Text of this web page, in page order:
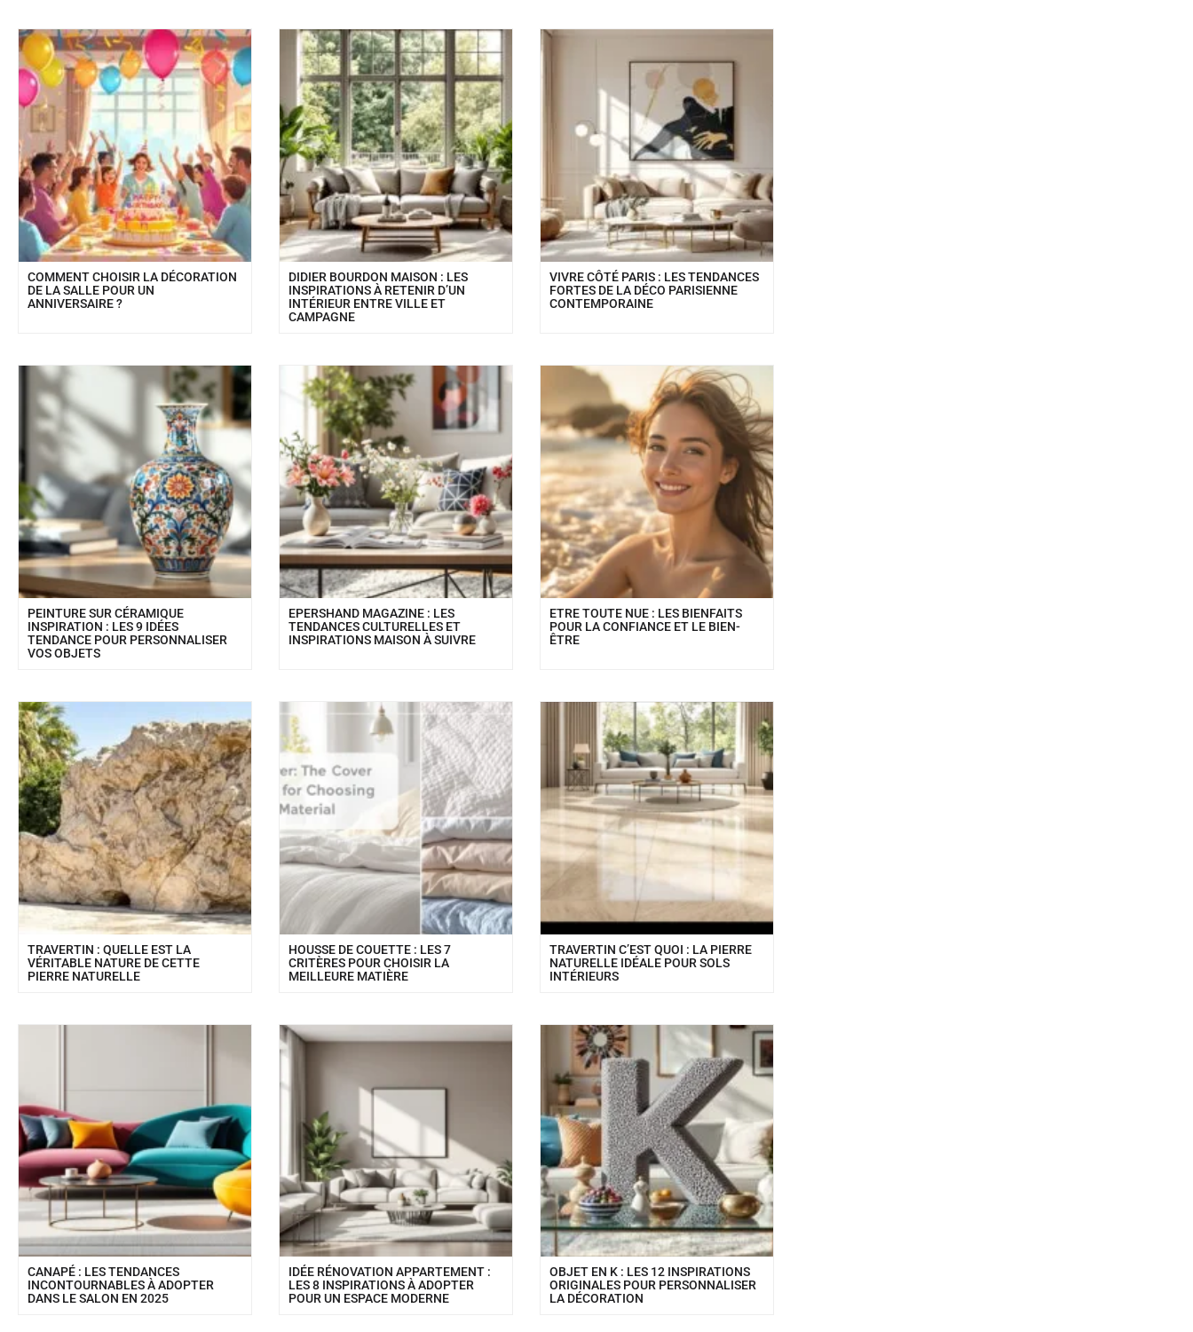
COMMENT CHOISIR LA DÉCORATION
DE LA SALLE POUR UN
ANNIVERSAIRE ?
DIDIER BOURDON MAISON : LES
INSPIRATIONS À RETENIR D’UN
INTÉRIEUR ENTRE VILLE ET
CAMPAGNE
VIVRE CÔTÉ PARIS : LES TENDANCES
FORTES DE LA DÉCO PARISIENNE
CONTEMPORAINE
PEINTURE SUR CÉRAMIQUE
INSPIRATION : LES 9 IDÉES
TENDANCE POUR PERSONNALISER
VOS OBJETS
EPERSHAND MAGAZINE : LES
TENDANCES CULTURELLES ET
INSPIRATIONS MAISON À SUIVRE
ETRE TOUTE NUE : LES BIENFAITS
POUR LA CONFIANCE ET LE BIEN-
ÊTRE
TRAVERTIN : QUELLE EST LA
VÉRITABLE NATURE DE CETTE
PIERRE NATURELLE
HOUSSE DE COUETTE : LES 7
CRITÈRES POUR CHOISIR LA
MEILLEURE MATIÈRE
TRAVERTIN C’EST QUOI : LA PIERRE
NATURELLE IDÉALE POUR SOLS
INTÉRIEURS
CANAPÉ : LES TENDANCES
INCONTOURNABLES À ADOPTER
DANS LE SALON EN 2025
IDÉE RÉNOVATION APPARTEMENT :
LES 8 INSPIRATIONS À ADOPTER
POUR UN ESPACE MODERNE
OBJET EN K : LES 12 INSPIRATIONS
ORIGINALES POUR PERSONNALISER
LA DÉCORATION